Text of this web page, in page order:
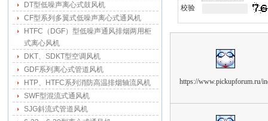
DT型低噪声离心式鼓风机
CF型系列多翼式低噪声离心式通风机
HTFC（DGF）型低噪声通风排烟两用柜
式离心风机
DKT、SDKT型空调风机
GDF系列离心式管道风机
HTP、HTFC系列消防高温排烟轴流风机
SWF型混流式通风机
SJG斜流式管道风机
校验
https://www.pickupforum.ru/